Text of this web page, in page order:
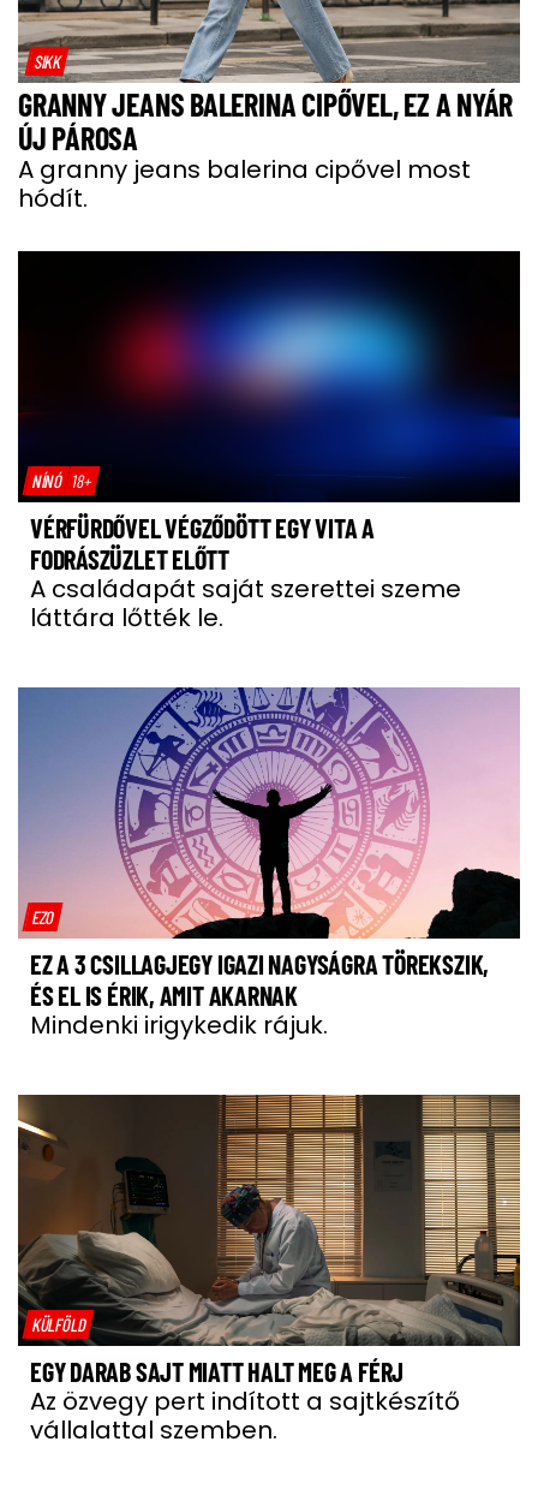
SIKK
GRANNY JEANS BALERINA CIPŐVEL, EZ A NYÁR
ÚJ PÁROSA
A granny jeans balerina cipővel most
hódít.
NÍNÓ 18+
VÉRFÜRDŐVEL VÉGZŐDÖTT EGY VITA A
FODRÁSZÜZLET ELŐTT
A családapát saját szerettei szeme
láttára lőtték le.
EZO
EZ A 3 CSILLAGJEGY IGAZI NAGYSÁGRA TÖREKSZIK,
ÉS EL IS ÉRIK, AMIT AKARNAK
Mindenki irigykedik rájuk.
KÜLFÖLD
EGY DARAB SAJT MIATT HALT MEG A FÉRJ
Az özvegy pert indított a sajtkészítő
vállalattal szemben.